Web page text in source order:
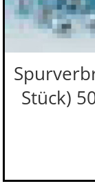
Stück)